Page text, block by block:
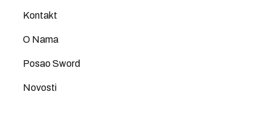
Kontakt
O Nama
Posao Sword
Novosti